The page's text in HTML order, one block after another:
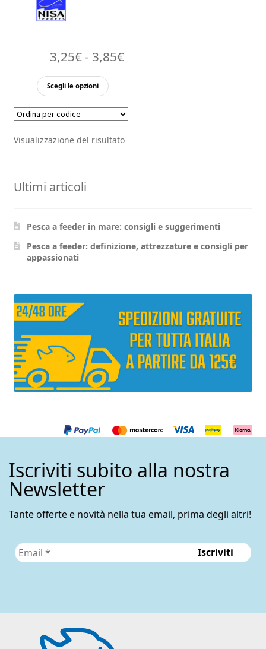
3,25€- 3,85€Fascia
da
3,25€
Scegli le opzioni
Questo
ha
varianti.
nella
pagina
Visualizzazione del risultato
Ultimi articoli
Pesca a feeder in mare: consigli e suggerimenti
Pesca a feeder: definizione, attrezzature e consigli per
appassionati
Iscriviti subito alla nostra
Newsletter
Tante offerte e novità nella tua email, prima degli altri!